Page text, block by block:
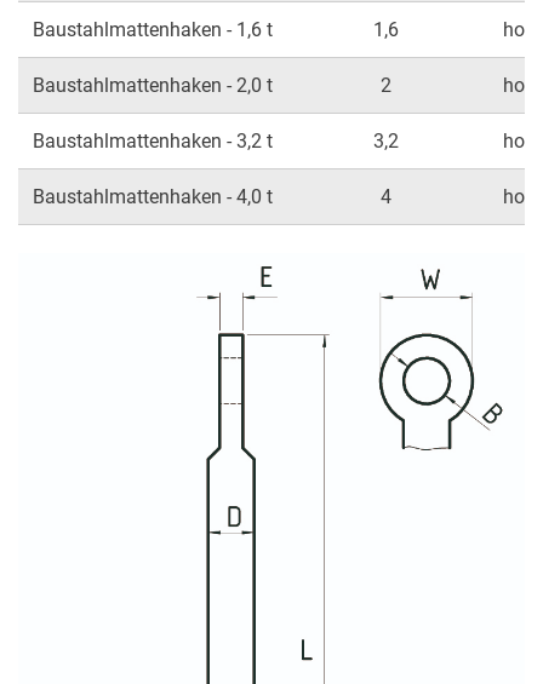
Baustahlmattenhaken - 1,6 t 1,6
Baustahlmattenhaken - 2,0 t 2
Baustahlmattenhaken - 3,2 t 3,2
Baustahlmattenhaken - 4,0 t 4